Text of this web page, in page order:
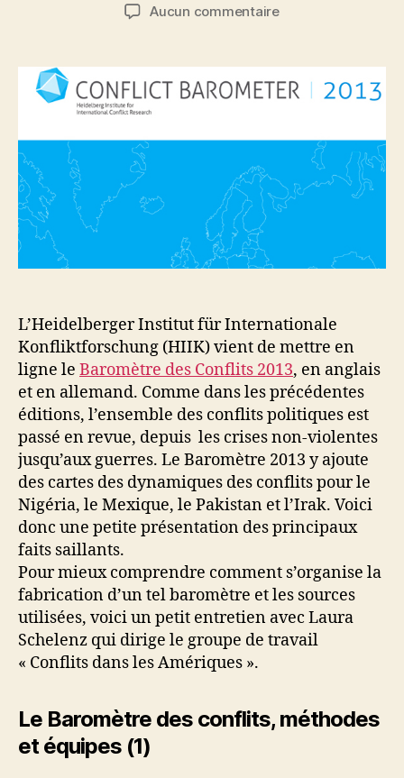
l’article
Aucun commentairesur
conflits
2013
L’Heidelberger Institut für Internationale
Konfliktforschung (HIIK) vient de mettre en
ligne le Baromètre des Conflits 2013, en anglais
et en allemand. Comme dans les précédentes
éditions, l’ensemble des conflits politiques est
passé en revue, depuis les crises non-violentes
jusqu’aux guerres. Le Baromètre 2013 y ajoute
des cartes des dynamiques des conflits pour le
Nigéria, le Mexique, le Pakistan et l’Irak. Voici
donc une petite présentation des principaux
faits saillants.
Pour mieux comprendre comment s’organise la
fabrication d’un tel baromètre et les sources
utilisées, voici un petit entretien avec Laura
Schelenz qui dirige le groupe de travail
« Conflits dans les Amériques ».
Le Baromètre des conflits, méthodes
et équipes (1)